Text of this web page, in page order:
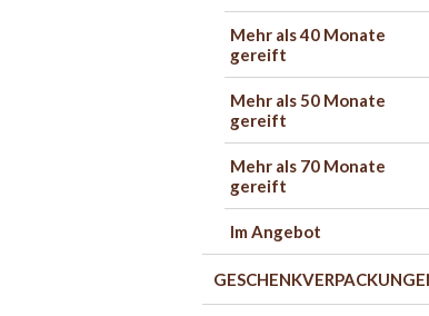
Mehr als 40 Monate
gereift
Mehr als 50 Monate
gereift
Mehr als 70 Monate
gereift
Im Angebot